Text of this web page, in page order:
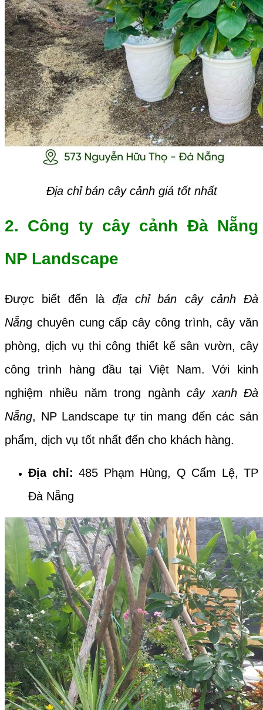
Địa chỉ bán cây cảnh giá tốt nhất
2. Công ty cây cảnh Đà Nẵng
NP Landscape
Được biết đến là địa chỉ bán cây cảnh Đà
Nẵng chuyên cung cấp cây công trình, cây văn
phòng, dịch vụ thi công thiết kế sân vườn, cây
công trình hàng đầu tại Việt Nam. Với kinh
nghiệm nhiều năm trong ngànhcây xanh Đà
Nẵng, NP Landscape tự tin mang đến các sản
phẩm, dịch vụ tốt nhất đến cho khách hàng.
Địa chỉ: 485 Phạm Hùng, Q Cẩm Lệ, TP
Đà Nẵng